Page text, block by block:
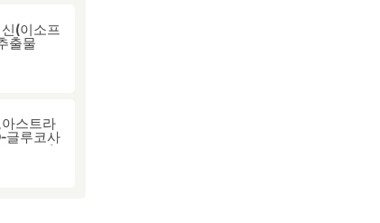
(이소프
출물
제약 등
스트라
글루코사
12-7)